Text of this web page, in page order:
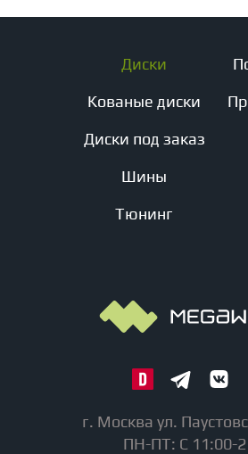
Диски
Кованые диски
Диски под заказ
Шины
Тюнинг
г. Москва ул.
ПН-ПТ: С 11:00-